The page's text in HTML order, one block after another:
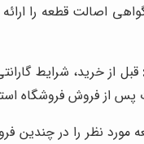
اصالت قطعه را
قبل از خرید، شرایط
از فروش فروشگاه
مورد نظر را در چندین